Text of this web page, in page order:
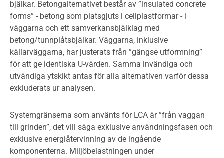
bjälkar. Betongalternativet består av ”insulated concrete
forms” - betong som platsgjuts i cellplastformar - i
väggarna och ett samverkansbjälklag med
betong/tunnplåtsbjälkar. Väggarna, inklusive
källarväggarna, har justerats från ”gängse utformning”
för att ge identiska U-värden. Samma invändiga och
utvändiga ytskikt antas för alla alternativen varför dessa
exkluderats ur analysen.
Systemgränserna som använts för LCA är ”från vaggan
till grinden”, det vill säga exklusive användningsfasen och
exklusive energiåtervinning av de ingående
komponenterna. Miljöbelastningen under